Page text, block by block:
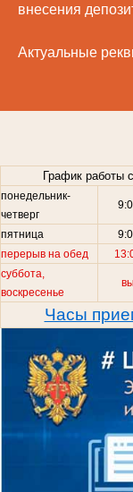
внесения
Актуальные
График работы
понедельник-
четверг
пятница
перерыв на обед
суббота,
воскресенье
Часы